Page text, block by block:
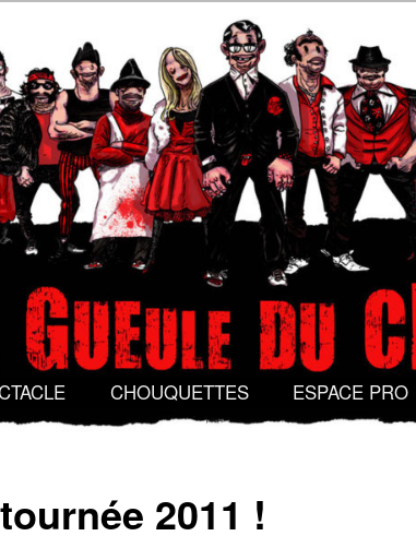
du Ch'val
CHOUQUETTES ESPACE PRO
2011 !